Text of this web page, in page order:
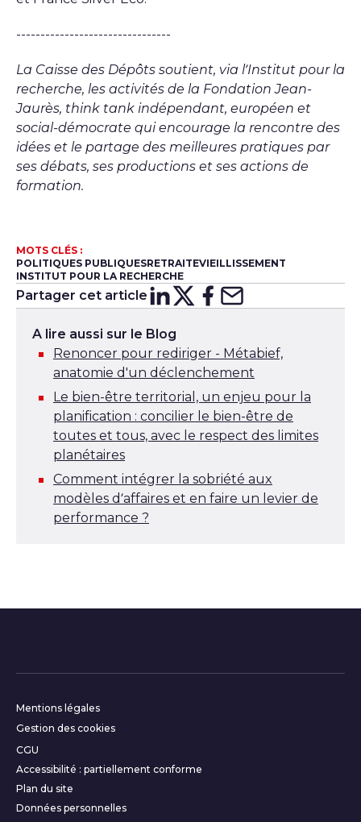
--------------------------------
La Caisse des Dépôts soutient, via l’Institut pour la
recherche, les activités de la Fondation Jean-
Jaurès, think tank indépendant, européen et
social-démocrate qui encourage la rencontre des
idées et le partage des meilleures pratiques par
ses débats, ses productions et ses actions de
formation.
MOTS CLÉS :
POLITIQUES PUBLIQUESRETRAITEVIEILLISSEMENT
INSTITUT POUR LA RECHERCHE
Partager cet article Partager sur
Partager surX
Partager
Partager
A lire aussi sur le Blog
Renoncer pour rediriger - Métabief,
anatomie d'un déclenchement
Le bien-être territorial, un enjeu pour la
planification : concilier le bien-être de
toutes et tous, avec le respect des limites
planétaires
Comment intégrer la sobriété aux
modèles d’affaires et en faire un levier de
performance ?
Informations
Mentions légales
Gestion des cookies
CGU
Accessibilité : partiellement conforme
Plan du site
Données personnelles